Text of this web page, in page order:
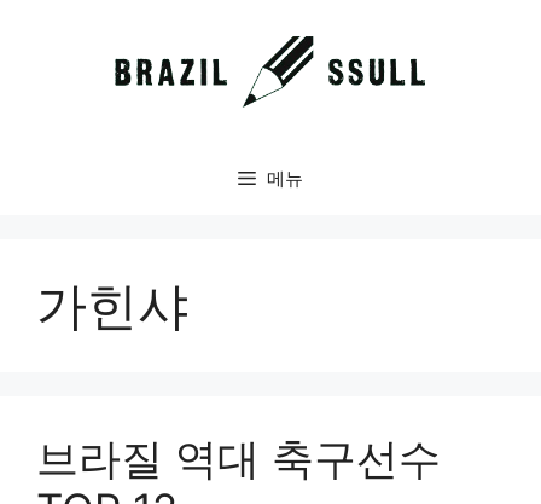
메뉴
가힌샤
브라질 역대 축구선수